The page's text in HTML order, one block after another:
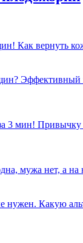
Как вернуть
Эффективный
3 мин!
мужа нет, а на
нужен. Какую